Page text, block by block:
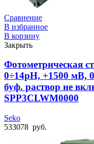
Сравнение
В избранное
В корзину
Закрыть
Фотометрическая
0÷14pH, +1500 мВ,
буф. раствор не
SPP3CLWM0000
Seko
533078 руб.